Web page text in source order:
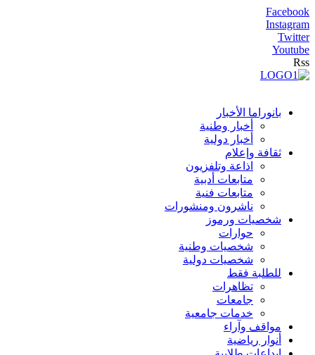
Facebook
Instagram
Twitter
Youtube
Rss
بانوراما الأخبار
أخبار وطنية
أخبار دولية
ثقافة وإعلام
اذاعة وتلفزيون
متابعات أدبية
متابعات فنية
ناشرون ومنشورات
شخصيات ورموز
حوارات
شخصيات وطنية
شخصيات دولية
للطلبة فقط
تظاهرات
جامعات
خدمات جامعية
مواقف وآراء
أنوار رياضية